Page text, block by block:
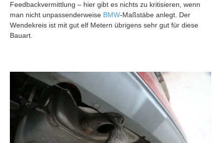
Feedbackvermittlung – hier gibt es nichts zu kritisieren, wenn
man nicht unpassenderweise BMW-Maßstäbe anlegt. Der
Wendekreis ist mit gut elf Metern übrigens sehr gut für diese
Bauart.